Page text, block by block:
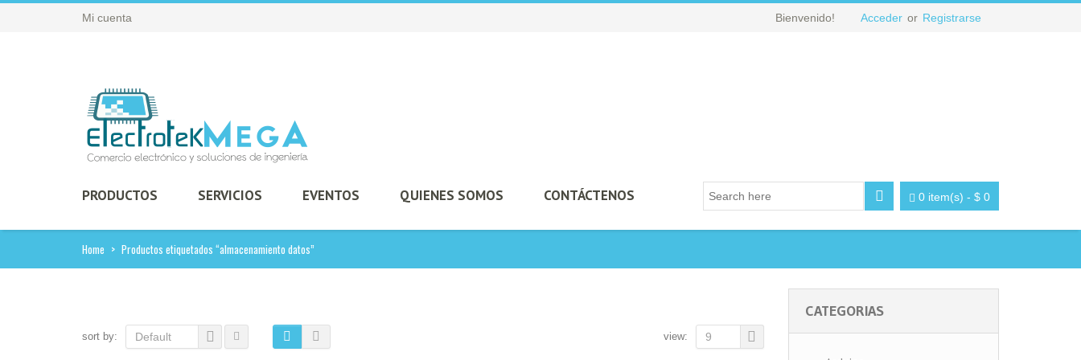
Mi cuenta Bienvenido! Acceder or Registrarse
PRODUCTOS SERVICIOS EVENTOS QUIENES SOMOS CONTÁCTENOS 0 item(s) - $ 0
Home > Productos etiquetados “almacenamiento datos”
sort by: Default view: 9
CATEGORIAS